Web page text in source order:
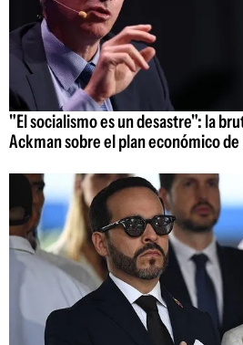
"El socialismo es un desastre": la
Ackman sobre el plan económico